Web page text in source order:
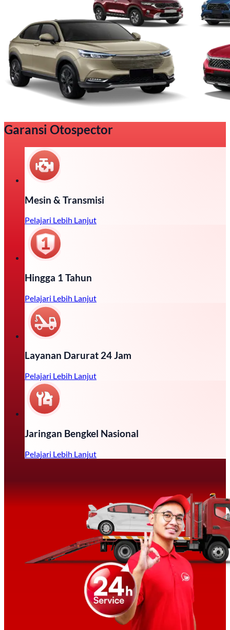
Garansi Otospector
Mesin & Transmisi
Pelajari Lebih Lanjut
Hingga 1 Tahun
Pelajari Lebih Lanjut
Layanan Darurat 24 Jam
Pelajari Lebih Lanjut
Jaringan Bengkel Nasional
Pelajari Lebih Lanjut